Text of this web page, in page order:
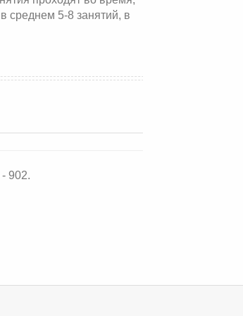
среднем 5-8 занятий, в
902.